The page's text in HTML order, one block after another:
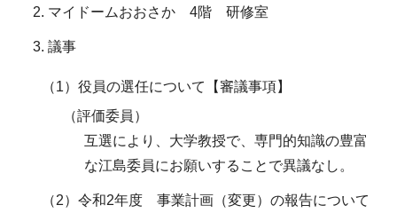
マイドームおおさか 4階 研修室
議事
（1）役員の選任について【審議事項】
（評価委員）
互選により、大学教授で、専門的知識の豊富
な江島委員にお願いすることで異議なし。
（2）令和2年度 事業計画（変更）の報告について